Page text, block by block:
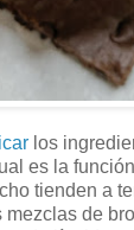
los
es la
tienden a
mezclas de